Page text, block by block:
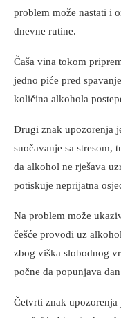
problem može nastati i
dnevne rutine.
Čaša vina tokom
jedno piće pred
količina alkohola
Drugi znak upozorenja
suočavanje sa stresom,
da alkohol ne rješava
potiskuje neprijatna
Na problem može
češće provodi uz
zbog viška slobodnog
počne da popunjava
Četvrti znak upozorenja